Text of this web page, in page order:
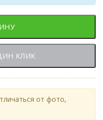
КЛИК
от фото,